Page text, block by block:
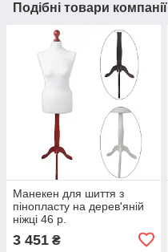
Подібні товари компанії
Манекен для шиття з
пінопласту на дерев'яній
ніжці 46 р.
3 451 ₴